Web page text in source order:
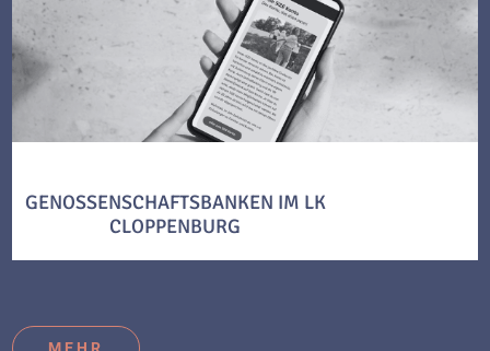
GENOSSENSCHAFTSBANKEN IM LK
CLOPPENBURG
MEHR